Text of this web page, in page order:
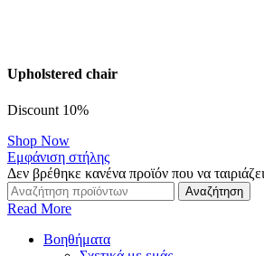
Upholstered chair
Discount 10%
Shop Now
Εμφάνιση στήλης
Δεν βρέθηκε κανένα προϊόν που να
Αναζήτηση
Read More
Βοηθήματα